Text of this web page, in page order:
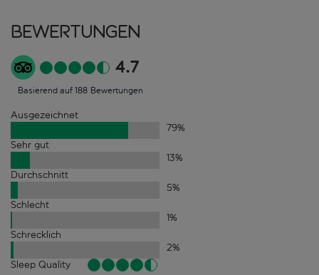
Bewertungen
4.7
Basierend auf 188 Bewertungen
Ausgezeichnet
79%
Sehr gut
13%
Durchschnitt
5%
Schlecht
1%
Schrecklich
2%
Sleep Quality